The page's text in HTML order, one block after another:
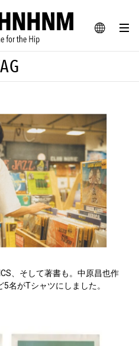
JA
SNAP
ー、ライフスタイルWEBマガジン
#憧れの逸品
#古着サミット
ナーグッド図鑑
JOURNAL
ナムのYouTube
IT #AH.H
#MUSIC #MOVIE
HANDBOOK
、そして著書も。中原昌也作
名がTシャツにしました。